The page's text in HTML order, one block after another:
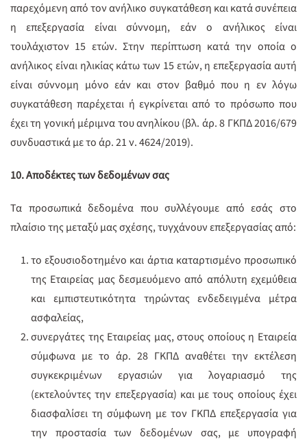
παρεχόμενη από τον ανήλικο συγκατάθεση και κατά συνέπεια
η επεξεργασία είναι σύννομη, εάν ο ανήλικος είναι
τουλάχιστον 15 ετών. Στην περίπτωση κατά την οποία ο
ανήλικος είναι ηλικίας κάτω των 15 ετών, η επεξεργασία αυτή
είναι σύννομη μόνο εάν και στον βαθμό που η εν λόγω
συγκατάθεση παρέχεται ή εγκρίνεται από το πρόσωπο που
έχει τη γονική μέριμνα του ανηλίκου (βλ. άρ. 8 ΓΚΠΔ 2016/679
συνδυαστικά με το άρ. 21 ν. 4624/2019).
10. Αποδέκτες των δεδομένων σας
Τα προσωπικά δεδομένα που συλλέγουμε από εσάς στο
πλαίσιο της μεταξύ μας σχέσης, τυγχάνουν επεξεργασίας από:
το εξουσιοδοτημένο και άρτια καταρτισμένο προσωπικό
της Εταιρείας μας δεσμευόμενο από απόλυτη εχεμύθεια
και εμπιστευτικότητα τηρώντας ενδεδειγμένα μέτρα
ασφαλείας,
συνεργάτες της Εταιρείας μας, στους οποίους η Εταιρεία
σύμφωνα με το άρ. 28 ΓΚΠΔ αναθέτει την εκτέλεση
συγκεκριμένων εργασιών για λογαριασμό της
(εκτελούντες την επεξεργασία) και με τους οποίους έχει
διασφαλίσει τη σύμφωνη με τον ΓΚΠΔ επεξεργασία για
την προστασία των δεδομένων σας, με υπογραφή